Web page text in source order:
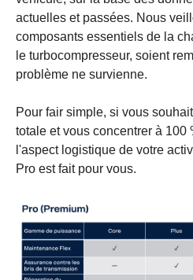
actuelles et passées. Nous
composants essentiels de la
le turbocompresseur, soient
problème ne survienne.
Pour fair simple, si vous
totale et vous concentrer à 100
l'aspect logistique de votre
Pro est fait pour vous.